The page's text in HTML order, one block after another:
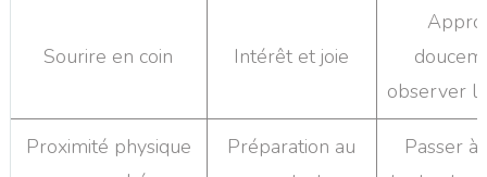
Sourire en coin Intérêt et joie
observer
Proximité physique
Préparation au
Passer à